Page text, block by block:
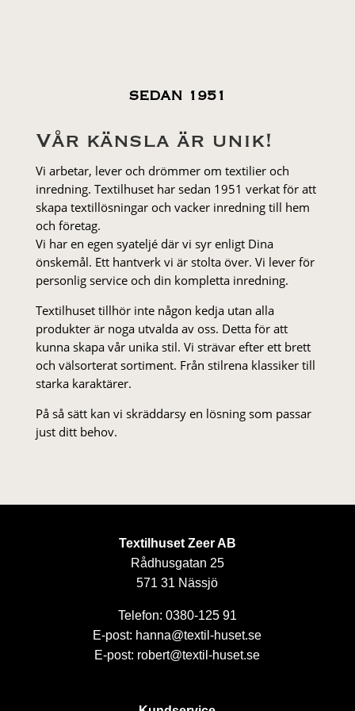
SEDAN 1951
Vår känsla är unik!
Vi arbetar, lever och drömmer om textilier och
inredning. Textilhuset har sedan 1951 verkat för att
skapa textillösningar och vacker inredning till hem
och företag.
Vi har en egen syateljé där vi syr enligt Dina
önskemål. Ett hantverk vi är stolta över. Vi lever för
personlig service och din kompletta inredning.
Textilhuset tillhör inte någon kedja utan alla
produkter är noga utvalda av oss. Detta för att
kunna skapa vår unika stil. Vi strä­var efter ett brett
och välsorterat sor­ti­ment. Från stil­rena klas­siker till
starka karaktärer.
På så sätt kan vi skräddarsy en lösning som passar
just ditt behov.
Textilhuset Zeer AB
Rådhusgatan 25
571 31 Nässjö
Telefon: 0380-125 91
E-post: hanna@textil-huset.se
E-post: robert@textil-huset.se